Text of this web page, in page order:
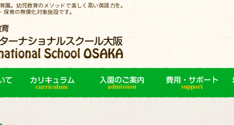
。幼児教育のメソッドで楽しく高い英語力を。
育の無償化対象施設です。